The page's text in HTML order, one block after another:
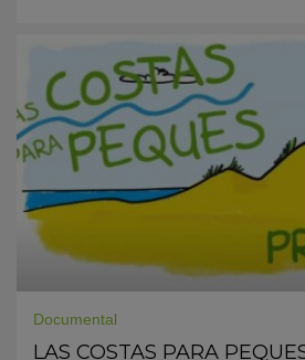
Documental
LAS COSTAS PARA